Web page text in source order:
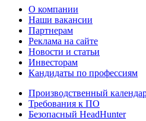
О компании
Наши вакансии
Партнерам
Реклама на сайте
Новости и статьи
Инвесторам
Кандидаты по профессиям
Производственный
Требования к ПО
Безопасный HeadHunter